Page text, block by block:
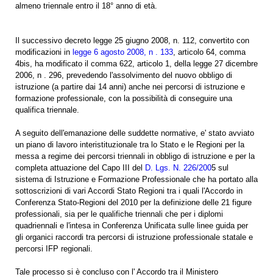
almeno triennale entro il 18° anno di età.
Il successivo decreto legge 25 giugno 2008, n. 112, convertito con
modificazioni in legge 6 agosto 2008, n . 133 , articolo 64, comma
4bis, ha modificato il comma 622, articolo 1, della legge 27 dicembre
2006, n . 296, prevedendo l'assolvimento del nuovo obbligo di
istruzione (a partire dai 14 anni) anche nei percorsi di istruzione e
formazione professionale, con la possibilità di conseguire una
qualifica triennale.
A seguito dell'emanazione delle suddette normative, e' stato avviato
un piano di lavoro interistituzionale tra lo Stato e le Regioni per la
messa a regime dei percorsi triennali in obbligo di istruzione e per la
completa attuazione del Capo III del D. Lgs. N. 226/2005 sul
sistema di Istruzione e Formazione Professionale che ha portato alla
sottoscrizioni di vari Accordi Stato Regioni tra i quali l'Accordo in
Conferenza Stato-Regioni del 2010 per la definizione delle 21 figure
professionali, sia per le qualifiche triennali che per i diplomi
quadriennali e l'intesa in Conferenza Unificata sulle linee guida per
gli organici raccordi tra percorsi di istruzione professionale statale e
percorsi IFP regionali.
Tale processo si è concluso con l' Accordo tra il Ministero